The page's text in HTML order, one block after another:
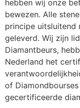
hebben wij onze
bewezen. Alle
principe uitsluitend
geleverd. Wij zijn
Diamantbeurs,
Nederland het
of
gecertificeerde